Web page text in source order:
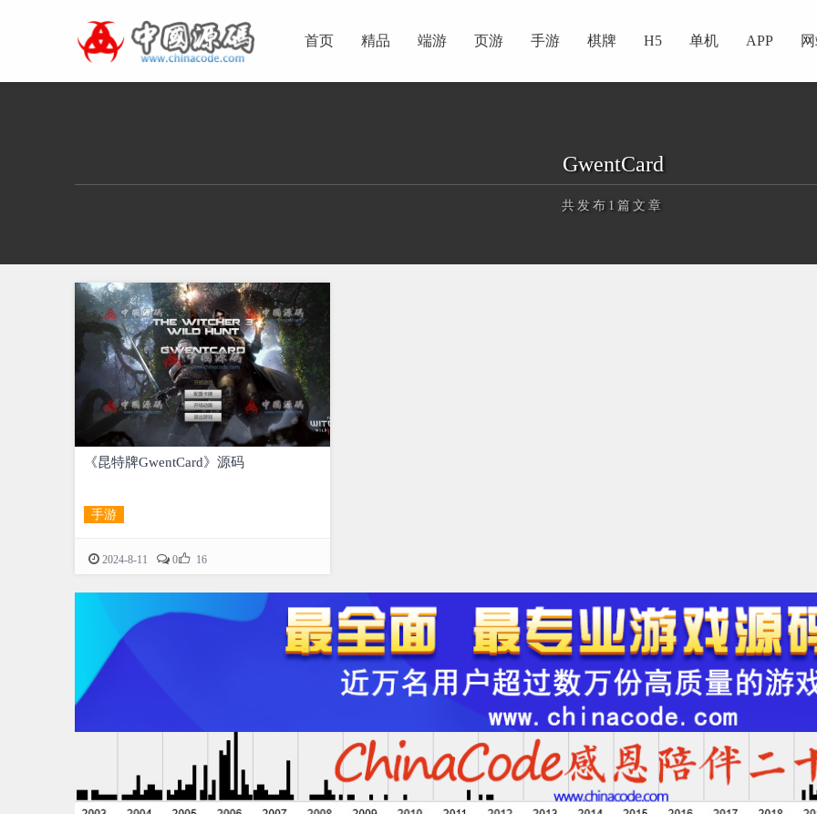
首页 精品 端游 页游 手游 棋牌 H5 单机 APP
GwentCard
共发布1篇文章
《昆特牌GwentCard》源码
手游
2024-8-11 0 16